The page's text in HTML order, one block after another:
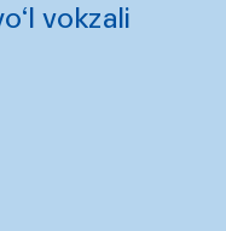
vokzali